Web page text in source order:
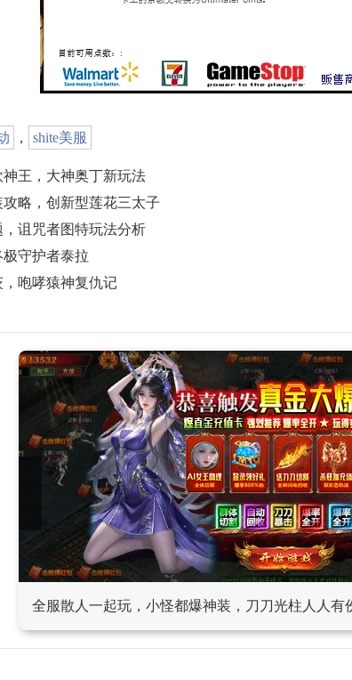
， shite美服
王，大神奥丁新玩法
略，创新型莲花三太子
诅咒者图特玩法分析
守护者泰拉
咆哮猿神复仇记
全服散人一起玩，小怪都爆神装，刀刀光柱人人有